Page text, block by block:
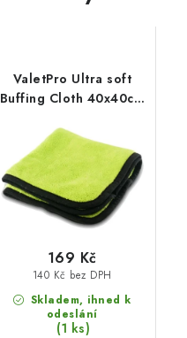
ValetPro Ultra soft
Buffing Cloth 40x40cm
Skladem, ihned k
odeslání
(1 ks)
140 Kč bez DPH
169 Kč